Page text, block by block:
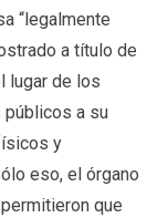
“legalmente
a título de
lugar de los
a su
y
eso, el órgano
que